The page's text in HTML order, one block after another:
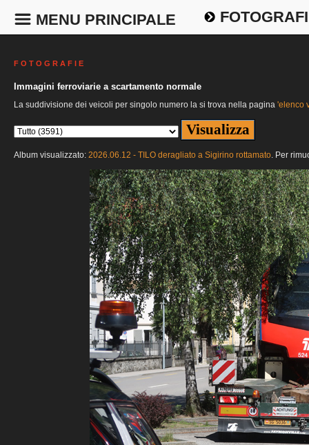
MENU PRINCIPALE
F O T O G R A F I E
Immagini ferroviarie a scartamento normale
La suddivisione dei veicoli per singolo numero la si trova nella pagina 'elenco
Album visualizzato: 2026.06.12 - TILO deragliato a Sigirino rottamato. Per